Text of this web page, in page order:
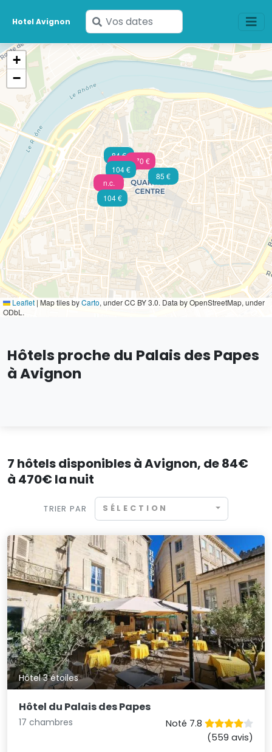
Hotel Avignon
Saisissez
vos
dates
125 €470 €
n.c.
84 €
104 €
85 €
104 €
+
−
Leaflet | Map tiles byCarto, under CC BY 3.0. Data by OpenStreetMap, under
ODbL.
Hôtels proche du Palais des Papes
à Avignon
7 hôtels disponibles à Avignon, de 84€
à 470€ la nuit
TRIER PAR SÉLECTION
Hôtel 3 étoiles
Hôtel du Palais des Papes
17 chambres
Noté 7.8
(559 avis)